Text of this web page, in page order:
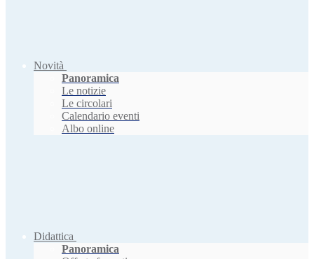
Novità
Panoramica
Le notizie
Le circolari
Calendario eventi
Albo online
Didattica
Panoramica